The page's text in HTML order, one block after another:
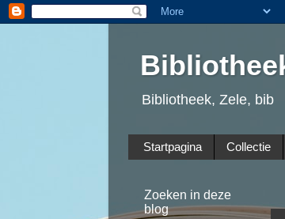
Bibliotheek, Zele, bib
Startpagina Collectie
Zoeken in deze
blog